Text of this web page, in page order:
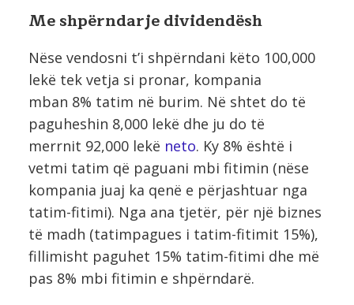
Me shpërndarje dividendësh
Nëse vendosni t’i shpërndani këto 100,000
lekë tek vetja si pronar, kompania
mban 8% tatim në burim. Në shtet do të
paguheshin 8,000 lekë dhe ju do të
merrnit 92,000 lekë neto. Ky 8% është i
vetmi tatim që paguani mbi fitimin (nëse
kompania juaj ka qenë e përjashtuar nga
tatim-fitimi). Nga ana tjetër, për një biznes
të madh (tatimpagues i tatim-fitimit 15%),
fillimisht paguhet 15% tatim-fitimi dhe më
pas 8% mbi fitimin e shpërndarë.